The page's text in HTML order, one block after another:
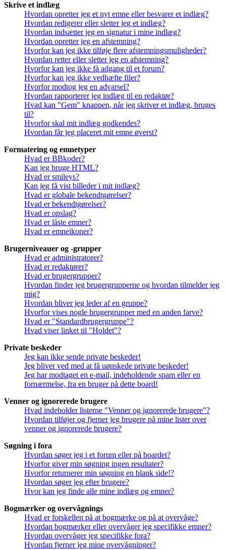
Skrive et indlæg
Hvordan opretter jeg et nyt emne eller besvarer et indlæg?
Hvordan redigerer eller sletter jeg et indlæg?
Hvordan indsætter jeg en signatur i mine indlæg?
Hvordan opretter jeg en afstemning?
Hvorfor kan jeg ikke tilføje flere afstemningsmuligheder?
Hvordan retter eller sletter jeg en afstemning?
Hvorfor kan jeg ikke få adgang til et forum?
Hvorfor kan jeg ikke vedhæfte filer?
Hvorfor modtog jeg en advarsel?
Hvordan rapporterer jeg indlæg til en redaktør?
Hvad kan "Gem" knappen, når jeg skriver et indlæg, bruges
til?
Hvorfor skal mit indlæg godkendes?
Hvordan får jeg placeret mit emne øverst?
Formatering og emnetyper
Hvad er BBkoder?
Kan jeg bruge HTML?
Hvad er smileys?
Kan jeg få vist billeder i mit indlæg?
Hvad er globale bekendtgørelser?
Hvad er bekendtgørelser?
Hvad er opslag?
Hvad er låste emner?
Hvad er emneikoner?
Brugerniveauer og -grupper
Hvad er administratorer?
Hvad er redaktører?
Hvad er brugergrupper?
Hvordan finder jeg brugergrupperne og hvordan tilmelder jeg
mig?
Hvordan bliver jeg leder af en gruppe?
Hvorfor vises nogle brugergrupper med en anden farve?
Hvad er "Standardbrugergruppe"?
Hvad viser linket til "Holdet"?
Private beskeder
Jeg kan ikke sende private beskeder!
Jeg bliver ved med at få uønskede private beskeder!
Jeg har modtaget en e-mail, indeholdende spam eller en
fornærmelse, fra en bruger på dette board!
Venner og ignorerede brugere
Hvad indeholder listerne "Venner og ignorerede brugere"?
Hvordan tilføjer og fjerner jeg brugere på mine lister over
venner og ignorerede brugere?
Søgning i fora
Hvordan søger jeg i et forum eller på boardet?
Hvorfor giver min søgning ingen resultater?
Hvorfor returnerer min søgning en blank side!?
Hvordan søger jeg efter brugere?
Hvor kan jeg finde alle mine indlæg og emner?
Bogmærker og overvågnings
Hvad er forskellen på at bogmærke og på at overvåge?
Hvordan bogmærker eller overvåger jeg specifikke emner?
Hvordan overvåger jeg specifikke fora?
Hvordan fjerner jeg mine overvågninger?